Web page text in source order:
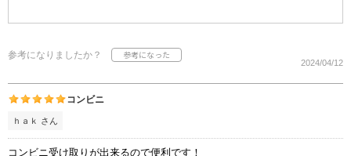
参考になりましたか？
2024/04/12
コンビニ
ｈａｋ さん
コンビニ受け取りが出来るので便利です！